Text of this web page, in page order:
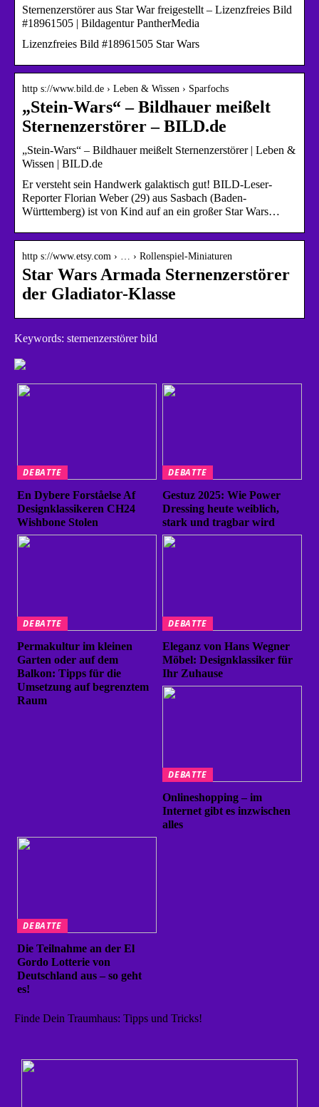
Sternenzerstörer aus Star War freigestellt – Lizenzfreies Bild
#18961505 | Bildagentur PantherMedia
Lizenzfreies Bild #18961505 Star Wars
http s://www.bild.de › Leben & Wissen › Sparfochs
„Stein-Wars“ – Bildhauer meißelt
Sternenzerstörer – BILD.de
„Stein-Wars“ – Bildhauer meißelt Sternenzerstörer | Leben &
Wissen | BILD.de
Er versteht sein Handwerk galaktisch gut! BILD-Leser-
Reporter Florian Weber (29) aus Sasbach (Baden-
Württemberg) ist von Kind auf an ein großer Star Wars…
http s://www.etsy.com › … › Rollenspiel-Miniaturen
Star Wars Armada Sternenzerstörer
der Gladiator-Klasse
Keywords: sternenzerstörer bild
DEBATTE
En Dybere Forståelse Af
Designklassikeren CH24
Wishbone Stolen
DEBATTE
Gestuz 2025: Wie Power
Dressing heute weiblich,
stark und tragbar wird
DEBATTE
Permakultur im kleinen
Garten oder auf dem
Balkon: Tipps für die
Umsetzung auf begrenztem
Raum
DEBATTE
Eleganz von Hans Wegner
Möbel: Designklassiker für
Ihr Zuhause
DEBATTE
Onlineshopping – im
Internet gibt es inzwischen
alles
DEBATTE
Die Teilnahme an der El
Gordo Lotterie von
Deutschland aus – so geht
es!
Finde Dein Traumhaus: Tipps und Tricks!